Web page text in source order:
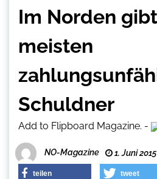
Im Norden
meisten
Schuldner
Add to Flipboard Magazine. -
NO-Magazine 1. Juni 2015
teilen tweet